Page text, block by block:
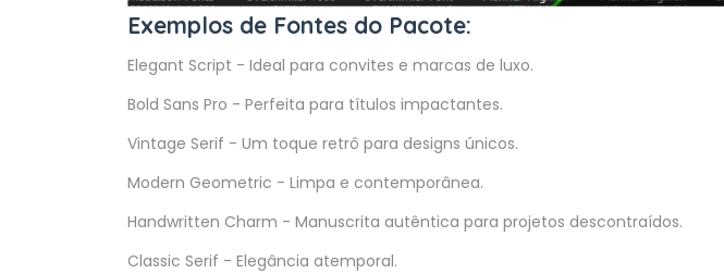
Exemplos de Fontes do Pacote:
Elegant Script - Ideal para convites e marcas de luxo.
Bold Sans Pro - Perfeita para títulos impactantes.
Vintage Serif - Um toque retrô para designs únicos.
Modern Geometric - Limpa e contemporânea.
Handwritten Charm - Manuscrita autêntica para projetos descontraídos.
Classic Serif - Elegância atemporal.